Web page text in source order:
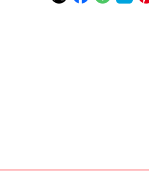
「ごはんがあればできる“ビビンバの素”。